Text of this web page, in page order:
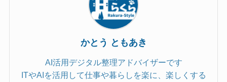
かとう ともあき
AI活用デジタル整理アドバイザーです
ITやAIを活用して仕事や暮らしを楽に、楽しくする